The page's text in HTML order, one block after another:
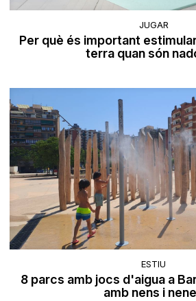
JUGAR
Per què és important
terra quan són
ESTIU
8 parcs amb jocs d'aigua a
amb nens i